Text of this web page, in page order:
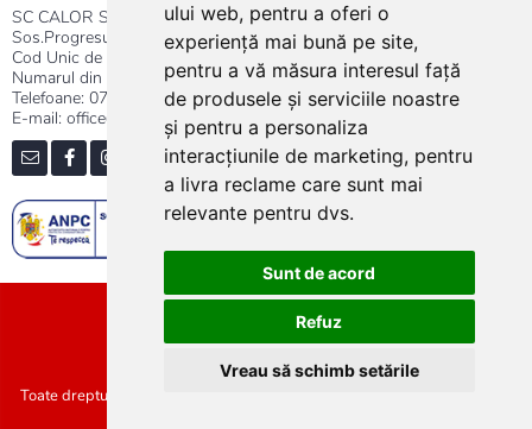
ului web, pentru a oferi o
experiență mai bună pe site,
pentru a vă măsura interesul față
de produsele și serviciile noastre
și pentru a personaliza
interacțiunile de marketing, pentru
a livra reclame care sunt mai
relevante pentru dvs.
Sunt de acord
Refuz
Vreau să schimb setările
SC CALOR SRL
Sos.Progresului nr.30-40, Sector 5, Bucuresti
Cod Unic de Inregistrare: RO 3004724
Numarul din Registrul Comertului:J40/13176/1991
Telefoane: 0737.23.44.44|021.411.44.44
E-mail: office@calor.ro
Toate drepturile rezervate SC Calor SRL :: Copyright 2021 :: Realizat de